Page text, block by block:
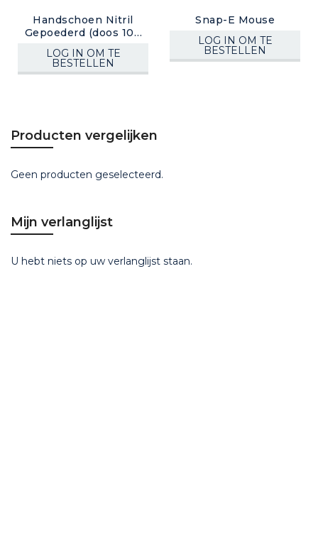
Handschoen Nitril
Gepoederd (doos 100
LOG IN OM TE
BESTELLEN
Snap-E Mouse
LOG IN OM TE
BESTELLEN
Producten vergelijken
Geen producten geselecteerd.
Mijn verlanglijst
U hebt niets op uw verlanglijst staan.